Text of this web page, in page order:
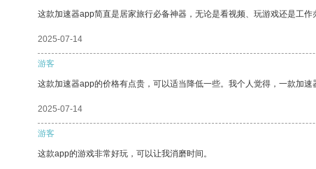
这款加速器app简直是居家旅行必备神器，无论是看视频、玩游戏还是工
2025-07-14
游客
这款加速器app的价格有点贵，可以适当降低一些。我个人觉得，一款加速
2025-07-14
游客
这款app的游戏非常好玩，可以让我消磨时间。